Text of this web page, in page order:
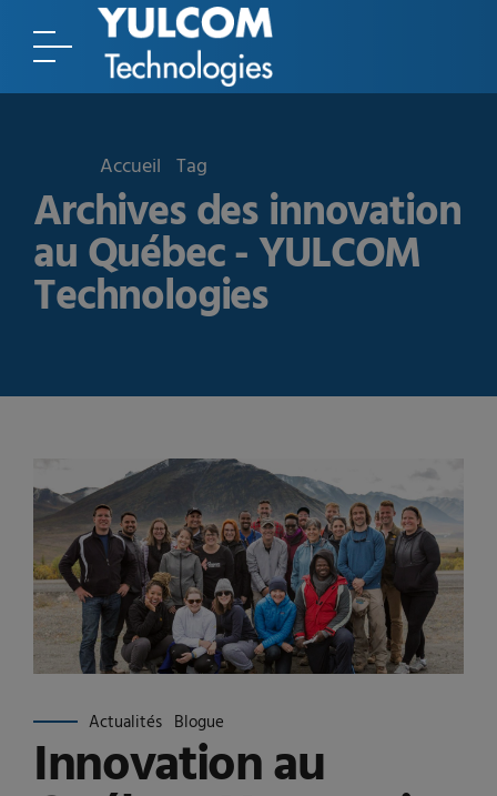
Accueil Tag
Archives des innovation
au Québec - YULCOM
Technologies
Actualités Blogue
Innovation au